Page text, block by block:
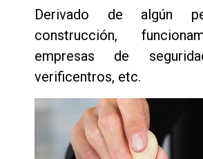
Derivado de algún
construcción,
empresas de
verificentros, etc.